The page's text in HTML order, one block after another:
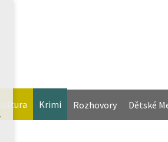
Kultura Krimi Rozhovory Dětské